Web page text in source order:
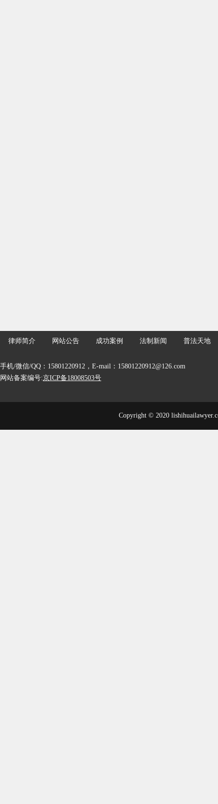
手机/微信/QQ：15801220912，E-mail：15801220912@126.com
网站备案编号:京ICP备18008503号
律师简介 网站公告 成功案例 法制新闻 普法天地
Copyright © 2020